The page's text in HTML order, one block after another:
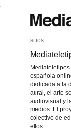
sitios
española
dedicada a la
aural, el arte
audiovisual y
medios. El
colectivo de
ellos
sitios